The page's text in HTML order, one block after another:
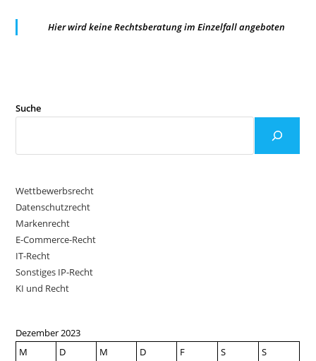
Hier wird keine Rechtsberatung im Einzelfall angeboten
Suche
Wettbewerbsrecht
Datenschutzrecht
Markenrecht
E-Commerce-Recht
IT-Recht
Sonstiges IP-Recht
KI und Recht
Dezember 2023
M
D M D F S
S